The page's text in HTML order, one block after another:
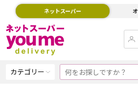
ネットスーパー
カテゴリー